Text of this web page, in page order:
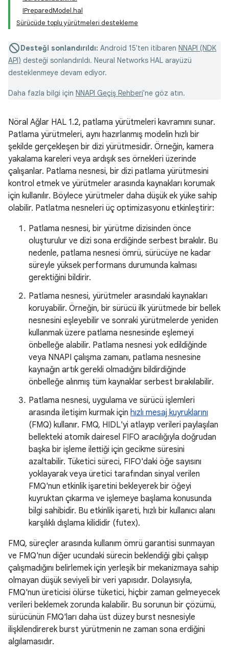
IPreparedModel.hal
Sürücüde toplu yürütmeleri destekleme
Desteği sonlandırıldı: Android 15'ten itibaren NNAPI (NDK
API) desteği sonlandırıldı. Neural Networks HAL arayüzü
desteklenmeye devam ediyor.
Daha fazla bilgi için NNAPI Geçiş Rehberi'ne göz atın.
Nöral Ağlar HAL 1.2, patlama yürütmeleri kavramını sunar.
Patlama yürütmeleri, aynı hazırlanmış modelin hızlı bir
şekilde gerçekleşen bir dizi yürütmesidir. Örneğin, kamera
yakalama kareleri veya ardışık ses örnekleri üzerinde
çalışanlar. Patlama nesnesi, bir dizi patlama yürütmesini
kontrol etmek ve yürütmeler arasında kaynakları korumak
için kullanılır. Böylece yürütmeler daha düşük ek yüke sahip
olabilir. Patlatma nesneleri üç optimizasyonu etkinleştirir:
Patlama nesnesi, bir yürütme dizisinden önce
oluşturulur ve dizi sona erdiğinde serbest bırakılır. Bu
nedenle, patlama nesnesi ömrü, sürücüye ne kadar
süreyle yüksek performans durumunda kalması
gerektiğini bildirir.
Patlama nesnesi, yürütmeler arasındaki kaynakları
koruyabilir. Örneğin, bir sürücü ilk yürütmede bir bellek
nesnesini eşleyebilir ve sonraki yürütmelerde yeniden
kullanmak üzere patlama nesnesinde eşlemeyi
önbelleğe alabilir. Patlama nesnesi yok edildiğinde
veya NNAPI çalışma zamanı, patlama nesnesine
kaynağın artık gerekli olmadığını bildirdiğinde
önbelleğe alınmış tüm kaynaklar serbest bırakılabilir.
Patlama nesnesi, uygulama ve sürücü işlemleri
arasında iletişim kurmak için hızlı mesaj kuyruklarını
(FMQ) kullanır. FMQ, HIDL'yi atlayıp verileri paylaşılan
bellekteki atomik dairesel FIFO aracılığıyla doğrudan
başka bir işleme ilettiği için gecikme süresini
azaltabilir. Tüketici süreci, FIFO'daki öğe sayısını
yoklayarak veya üretici tarafından sinyal verilen
FMQ'nun etkinlik işaretini bekleyerek bir öğeyi
kuyruktan çıkarma ve işlemeye başlama konusunda
bilgi sahibidir. Bu etkinlik işareti, hızlı bir kullanıcı alanı
karşılıklı dışlama kilididir (futex).
FMQ, süreçler arasında kullanım ömrü garantisi sunmayan
ve FMQ'nun diğer ucundaki sürecin beklendiği gibi çalışıp
çalışmadığını belirlemek için yerleşik bir mekanizmaya sahip
olmayan düşük seviyeli bir veri yapısıdır. Dolayısıyla,
FMQ'nun üreticisi ölürse tüketici, hiçbir zaman gelmeyecek
verileri beklemek zorunda kalabilir. Bu sorunun bir çözümü,
sürücünün FMQ'ları daha üst düzey burst nesnesiyle
ilişkilendirerek burst yürütmenin ne zaman sona erdiğini
algılamasıdır.